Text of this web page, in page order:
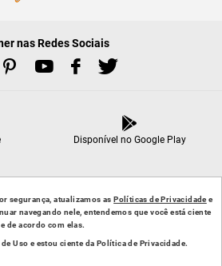
nas Redes Sociais
Disponível no Google Play
Jardim Carvalho - Porto Alegre/RS CEP: 91410-400 CNPJ:
92.754.738/0001-62
clique aqui:
Procon RJ
os direitos reservados
segurança, atualizamos asPolíticas de Privacidadee
navegando nele, entendemos que você está ciente
e de acordo com elas.
Uso e estou ciente da Política de Privacidade.